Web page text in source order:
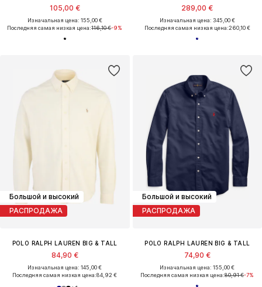
105,00 €
Изначальная цена: 155,00 €
Последняя самая низкая цена:116,10 €-9%
289,00 €
Изначальная цена: 345,00 €
Последняя самая низкая цена:260,10 €
Большой и высокий
РАСПРОДАЖА
POLO RALPH LAUREN BIG & TALL
84,90 €
Изначальная цена: 145,00 €
Последняя самая низкая цена:84,92 €
Большой и высокий
РАСПРОДАЖА
POLO RALPH LAUREN BIG & TALL
74,90 €
Изначальная цена: 155,00 €
Последняя самая низкая цена:80,91 €-7%